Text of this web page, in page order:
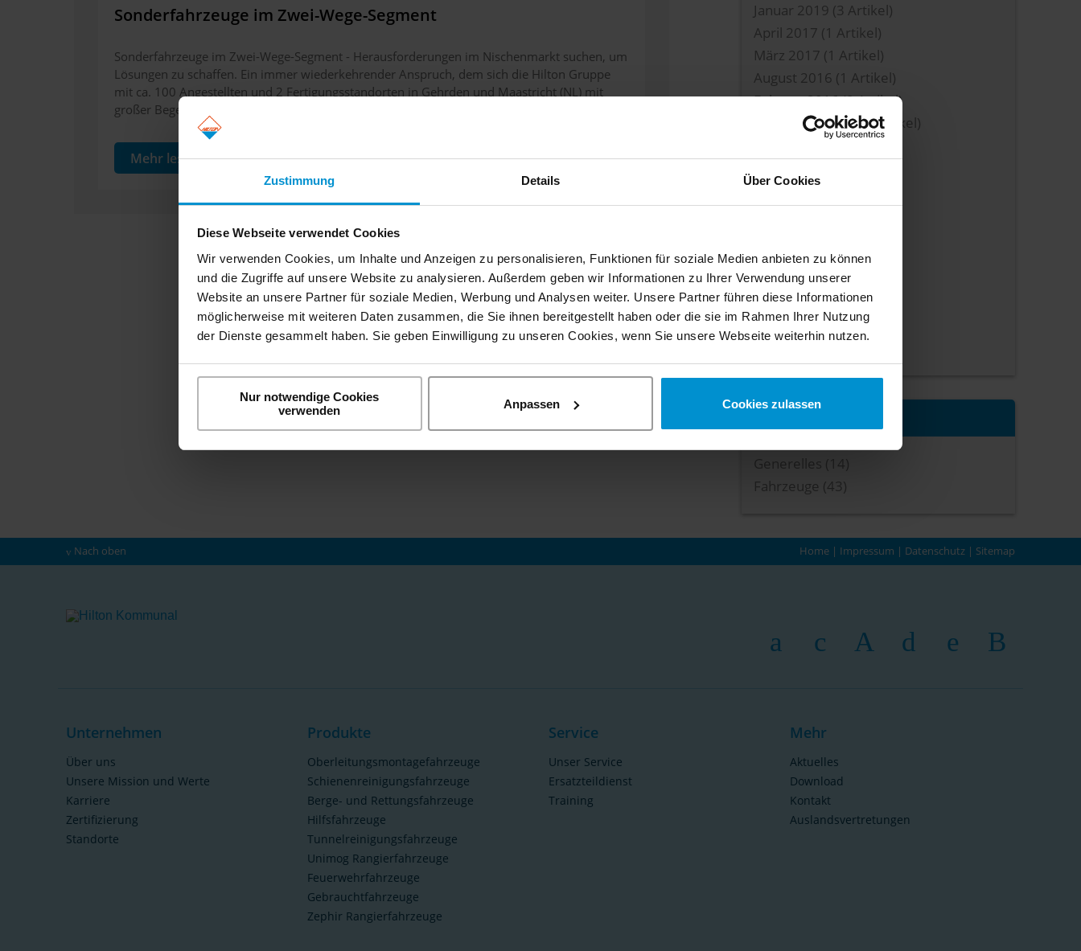
Zustimmung Details Über Cookies
Diese Webseite verwendet Cookies
Wir verwenden Cookies, um Inhalte und Anzeigen zu personalisieren, Funktionen für soziale Medien anbieten zu können
und die Zugriffe auf unsere Website zu analysieren. Außerdem geben wir Informationen zu Ihrer Verwendung unserer
Website an unsere Partner für soziale Medien, Werbung und Analysen weiter. Unsere Partner führen diese Informationen
möglicherweise mit weiteren Daten zusammen, die Sie ihnen bereitgestellt haben oder die sie im Rahmen Ihrer Nutzung
der Dienste gesammelt haben. Sie geben Einwilligung zu unseren Cookies, wenn Sie unsere Webseite weiterhin nutzen.
Nur notwendige Cookies
verwenden
Anpassen Cookies zulassen
Sonderfahrzeuge im Zwei-Wege-Segment
Sonderfahrzeuge im Zwei-Wege-Segment - Herausforderungen im Nischenmarkt suchen, um
Lösungen zu schaffen. Ein immer wiederkehrender Anspruch, dem sich die Hilton Gruppe
mit ca. 100 Angestellten und 2 Fertigungsstandorten in Gehrden und Maastricht (NL) mit
großer Begeisterung stellt.
Mehr lesen
Januar 2019 (3 Artikel)
April 2017 (1 Artikel)
März 2017 (1 Artikel)
August 2016 (1 Artikel)
Februar 2016(9 Artikel)
November 2014(1 Artikel)
August 2014
Januar 2014
Februar 2013(1 Artikel)
Januar 2013(4 Artikel)
August 2012(1 Artikel)
Februar 2012(1 Artikel)
Generelles (14)
Fahrzeuge (43)
Nach oben Home | Impressum | Datenschutz | Sitemap
Unternehmen
Über uns
Unsere Mission und Werte
Karriere
Zertifizierung
Standorte
Produkte
Oberleitungsmontagefahrzeuge
Schienenreinigungsfahrzeuge
Berge- und Rettungsfahrzeuge
Hilfsfahrzeuge
Tunnelreinigungsfahrzeuge
Unimog Rangierfahrzeuge
Feuerwehrfahrzeuge
Gebrauchtfahrzeuge
Zephir Rangierfahrzeuge
Service
Unser Service
Ersatzteildienst
Training
Mehr
Aktuelles
Download
Kontakt
Auslandsvertretungen